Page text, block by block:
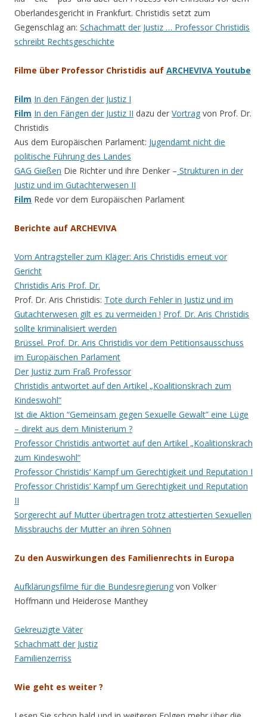
Oberlandesgericht in Frankfurt. Christidis setzt zum
Gegenschlag an: Schachmatt der Justiz … Professor Christidis
schreibt Rechtsgeschichte
Filme über Professor Christidis auf ARCHEVIVA Youtube
Film In den Fängen der Justiz I
Film In den Fängen der Justiz II dazu der Vortrag von Prof. Dr.
Christidis
Aus dem Europäischen Parlament: Jugendamt nicht die
politische Führung des Landes
GAG Gießen Die Richter und ihre Denker – Strukturen in der
Justiz und im Gutachterwesen II
Film Rede vor dem Europäischen Parlament
Berichte auf ARCHEVIVA
Vom Antragsteller zum Kläger: Aris Christidis erneut vor
Gericht
Christidis Aris Prof. Dr.
Prof. Dr. Aris Christidis: Tote durch Fehler in Justiz und im
Gutachterwesen gilt es zu vermeiden ! Prof. Dr. Aris Christidis
sollte kriminalisiert werden
Brüssel. Prof. Dr. Aris Christidis vor dem Petitionsausschuss
im Europäischen Parlament
Der Justiz zum Fraß Professor
Christidis antwortet auf den Artikel „Koalitionskrach zum
Kindeswohl“
Ist die Aktion “Gemeinsam gegen Sexuelle Gewalt” eine Lüge
– direkt aus dem Ministerium ?
Professor Christidis antwortet auf den Artikel „Koalitionskrach
zum Kindeswohl“
Professor Christidis‘ Kampf um Gerechtigkeit und Reputation I
Professor Christidis‘ Kampf um Gerechtigkeit und Reputation
II
Sorgerecht auf Mutter übertragen trotz attestierten Sexuellen
Missbrauchs der Mutter an ihren Söhnen
Zu den Auswirkungen des Familienrechts in Europa
Aufklärungsfilme für die Bundesregierung von Volker
Hoffmann und Heiderose Manthey
Gekreuzigte Väter
Schachmatt der Justiz
Familienzerriss
Wie geht es weiter ?